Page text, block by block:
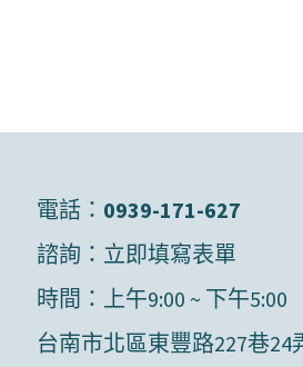
電話： 0939-171-627
諮詢： 立即填寫表單
時間：上午9:00 ~ 下午5:00
台南市北區東豐路227巷24